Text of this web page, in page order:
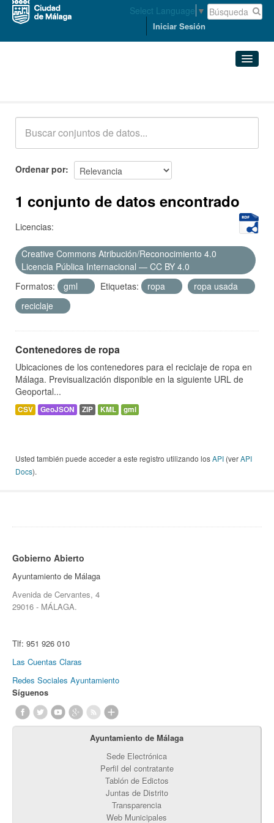
Select Language ▼
Iniciar Sesión
Acerca de
Ordenar por
1 conjunto de datos encontrado
Licencias:
Creative Commons Atribución/Reconocimiento 4.0
Licencia Pública Internacional — CC BY 4.0
Formatos:
gml Etiquetas: ropa
ropa usada
reciclaje
Contenedores de ropa
Ubicaciones de los contenedores para el reciclaje de ropa en
Málaga. Previsualización disponible en la siguiente URL de
Geoportal...
CSV GeoJSON ZIP KML gml
Usted también puede acceder a este registro utilizando losAPI (verAPI
Docs).
Gobierno Abierto
Ayuntamiento de Málaga
Avenida de Cervantes, 4
29016 - MÁLAGA.
Tlf: 951 926 010
Las Cuentas Claras
Redes Sociales Ayuntamiento
Síguenos
Ayuntamiento de Málaga
Sede Electrónica
Perfil del contratante
Tablón de Edictos
Juntas de Distrito
Transparencia
Web Municipales